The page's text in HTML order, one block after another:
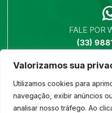
Valorizamos sua
Utilizamos cookies para
navegação, exibir anúncios
analisar nosso tráfego. Ao
FALE POR
(33)